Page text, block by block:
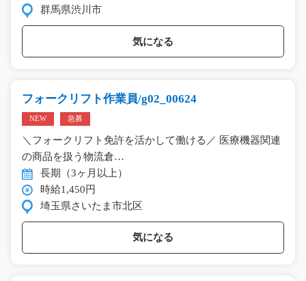
群馬県渋川市
気になる
フォークリフト作業員/g02_00624
NEW 急募
＼フォークリフト免許を活かして働ける／ 医療機器関連
の商品を扱う物流倉…
長期（3ヶ月以上）
時給1,450円
埼玉県さいたま市北区
気になる